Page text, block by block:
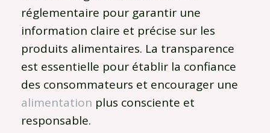
réglementaire pour garantir une
information claire et précise sur les
produits alimentaires. La transparence
est essentielle pour établir la confiance
des consommateurs et encourager une
alimentation plus consciente et
responsable.